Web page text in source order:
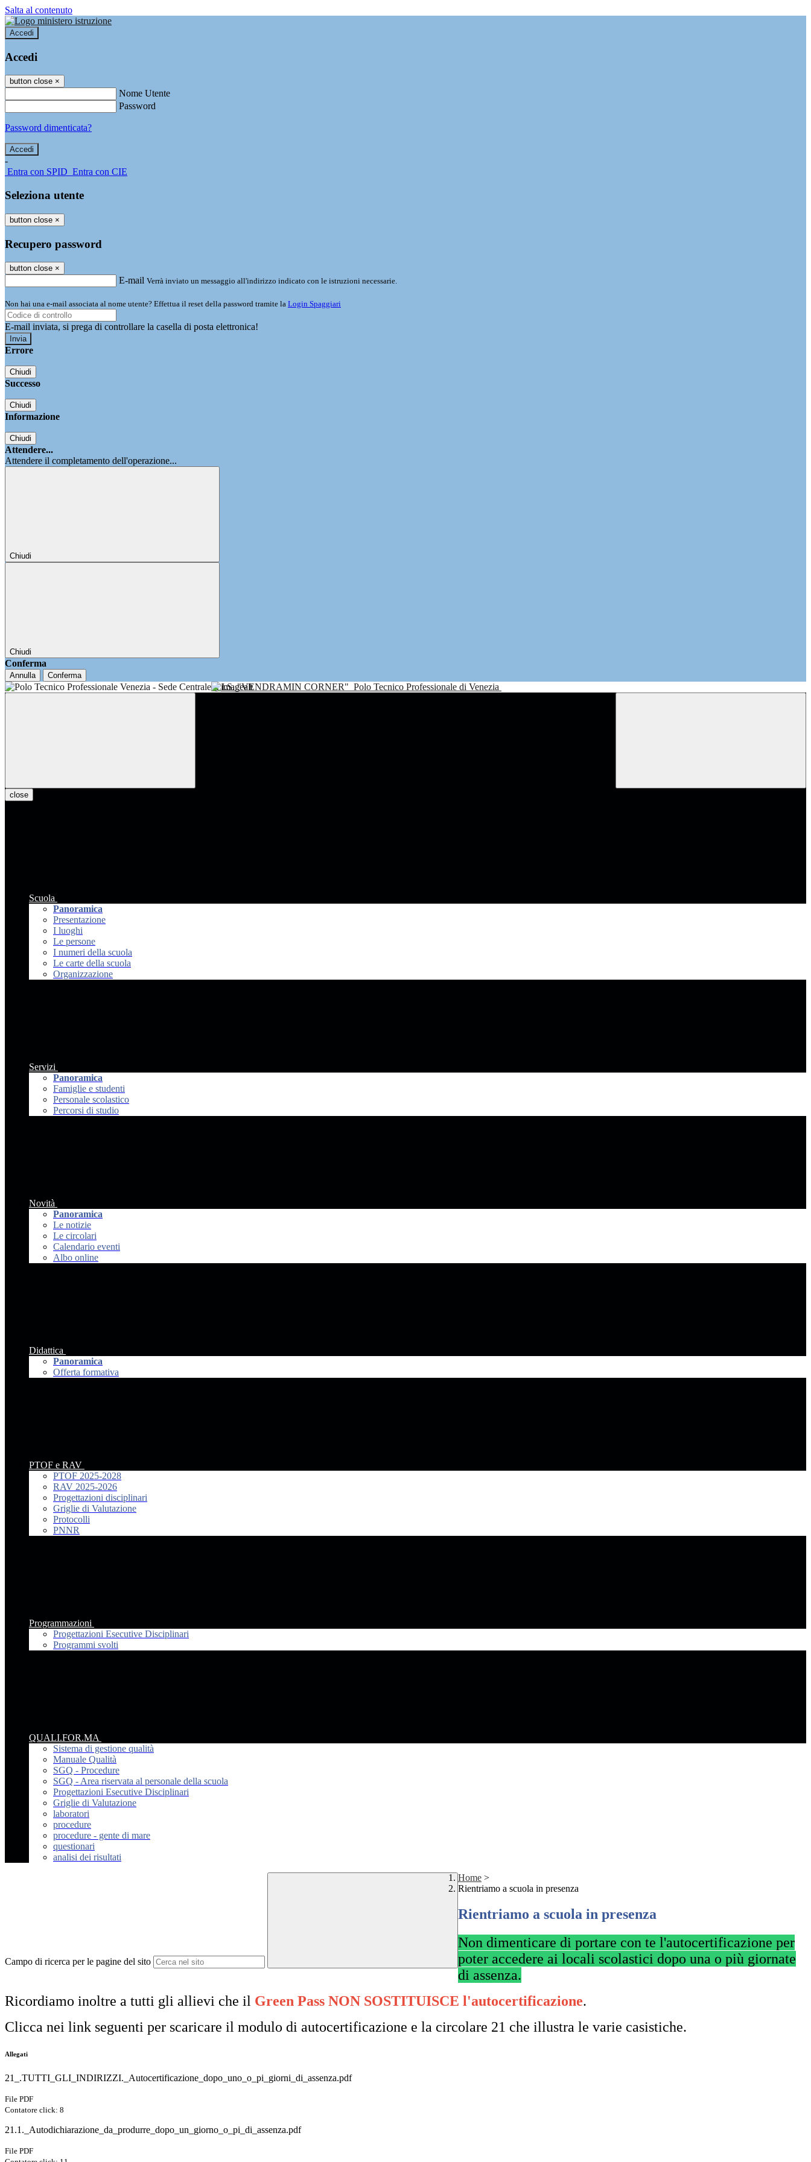
Salta al contenuto
Accedi
Accedi
button close ×
Nome Utente
Password
Password dimenticata?
-
Entra con SPID Entra con CIE
Seleziona utente
button close ×
Recupero password
button close ×
E-mail Verrà inviato un messaggio all'indirizzo indicato con le istruzioni necessarie.
Non hai una e-mail associata al nome utente? Effettua il reset della password tramite la Login Spaggiari
E-mail inviata, si prega di controllare la casella di posta elettronica!
Errore
Chiudi
Successo
Chiudi
Informazione
Chiudi
Attendere...
Attendere il completamento dell'operazione...
Chiudi
Chiudi
Conferma
Annulla Conferma
I.I.S. "VENDRAMIN CORNER" Polo Tecnico Professionale di Venezia
close
Scuola
Panoramica
Presentazione
I luoghi
Le persone
I numeri della scuola
Le carte della scuola
Organizzazione
Servizi
Panoramica
Famiglie e studenti
Personale scolastico
Percorsi di studio
Novità
Panoramica
Le notizie
Le circolari
Calendario eventi
Albo online
Didattica
Panoramica
Offerta formativa
PTOF e RAV
PTOF 2025-2028
RAV 2025-2026
Progettazioni disciplinari
Griglie di Valutazione
Protocolli
PNNR
Programmazioni
Progettazioni Esecutive Disciplinari
Programmi svolti
QUALI.FOR.MA
Sistema di gestione qualità
Manuale Qualità
SGQ - Procedure
SGQ - Area riservata al personale della scuola
Progettazioni Esecutive Disciplinari
Griglie di Valutazione
laboratori
procedure
procedure - gente di mare
questionari
analisi dei risultati
Campo di ricerca per le pagine del sito
Home >
Rientriamo a scuola in presenza
Rientriamo a scuola in presenza
Non dimenticare di portare con te l'autocertificazione per
poter accedere ai locali scolastici dopo una o più giornate
di assenza.
Ricordiamo inoltre a tutti gli allievi che il Green Pass NON SOSTITUISCE l'autocertificazione.
Clicca nei link seguenti per scaricare il modulo di autocertificazione e la circolare 21 che illustra le varie casistiche.
Allegati
21_.TUTTI_GLI_INDIRIZZI._Autocertificazione_dopo_uno_o_pi_giorni_di_assenza.pdf
File PDF
Contatore click: 8
21.1._Autodichiarazione_da_produrre_dopo_un_giorno_o_pi_di_assenza.pdf
File PDF